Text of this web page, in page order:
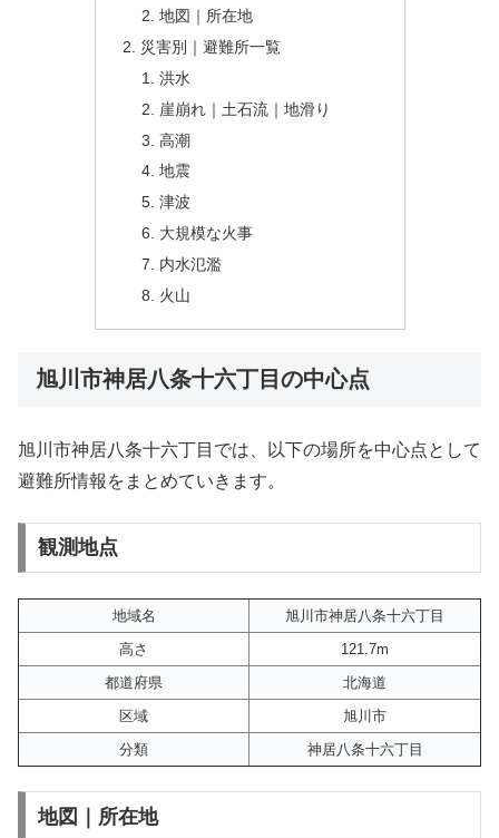
地図｜所在地
災害別｜避難所一覧
洪水
崖崩れ｜土石流｜地滑り
高潮
地震
津波
大規模な火事
内水氾濫
火山
旭川市神居八条十六丁目の中心点
旭川市神居八条十六丁目では、以下の場所を中心点として
避難所情報をまとめていきます。
観測地点
地域名
旭川市神居八条十六丁目
高さ
121.7m
都道府県
北海道
区域
旭川市
分類
神居八条十六丁目
地図｜所在地